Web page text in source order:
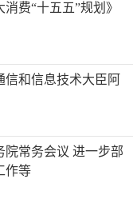
费“十五五”规划》
信和信息技术大臣阿
院常务会议 进一步部
作等